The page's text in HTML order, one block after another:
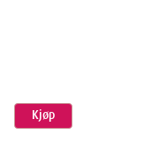
Kjøp